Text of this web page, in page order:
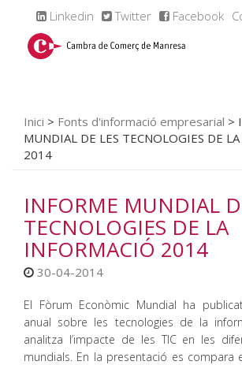
Linkedin Twitter Facebook
Inici > Fonts d'informació empresarial >
MUNDIAL DE LES TECNOLOGIES DE
2014
INFORME MUNDIAL
TECNOLOGIES DE LA
INFORMACIÓ 2014
30-04-2014
El Fòrum Econòmic Mundial ha
anual sobre les tecnologies de la
analitza l’impacte de les TIC en les
mundials. En la presentació es compara